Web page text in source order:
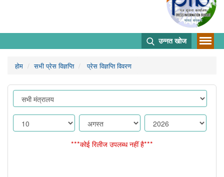
उन्नत खोज
होम सभी प्रेस विज्ञप्ति प्रेस विज्ञप्ति विवरण
***कोई रिलीज उपलब्ध नहीं है***